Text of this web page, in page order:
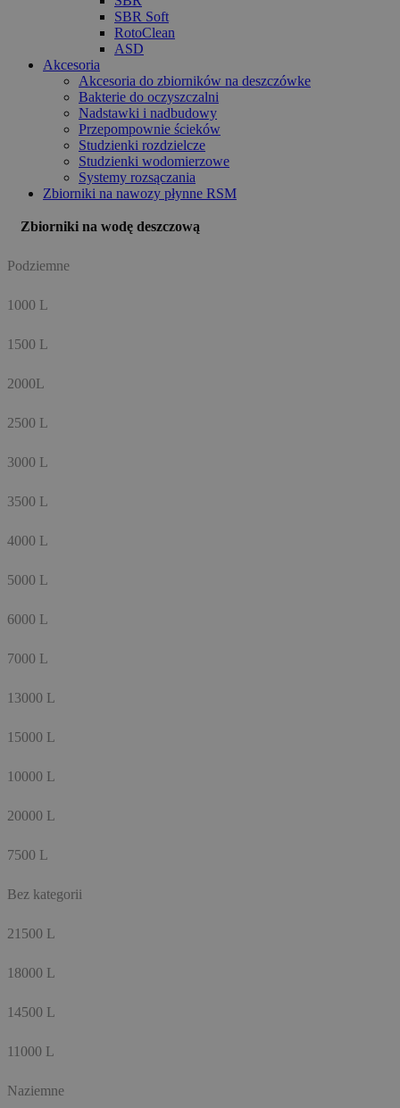
SBR Soft
RotoClean
ASD
Akcesoria
Akcesoria do zbiorników na deszczówke
Bakterie do oczyszczalni
Nadstawki i nadbudowy
Przepompownie ścieków
Studzienki rozdzielcze
Studzienki wodomierzowe
Systemy rozsączania
Zbiorniki na nawozy płynne RSM
Zbiorniki na wodę deszczową
Podziemne
1000 L
1500 L
2000L
2500 L
3000 L
3500 L
4000 L
5000 L
6000 L
7000 L
13000 L
15000 L
10000 L
20000 L
7500 L
Bez kategorii
21500 L
18000 L
14500 L
11000 L
Naziemne